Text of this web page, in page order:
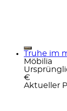
Truhe im
Möbilia
€
Aktueller